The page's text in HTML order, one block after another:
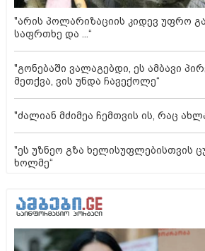
"არის პოლარიზაციის კიდევ უფრო
საფრთხე და ...“
"გონებაში ვალაგებდი, ეს ამბავი
მეთქვა, ვის უნდა ჩავექოლე“
"ძალიან მძიმეა ჩემთვის ის, რაც
"ეს უზნეო გზა ხელისუფლებისთვის
ხოლმე“